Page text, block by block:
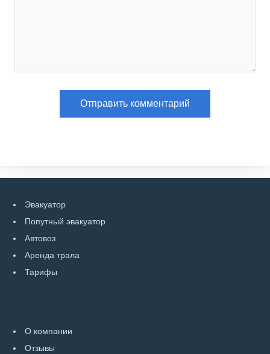
Эвакуатор
Попутный эвакуатор
Автовоз
Аренда трала
Тарифы
О компании
Отзывы